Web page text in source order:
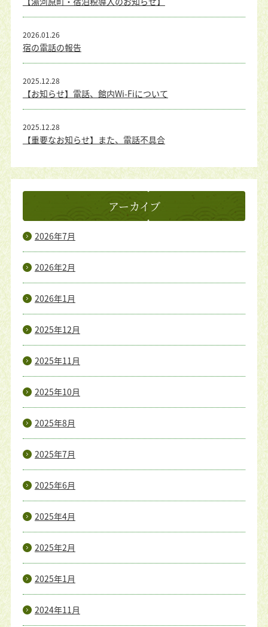
宿の電話の報告
2026.01.26
【お知らせ】電話、館内Wi-Fiについて
2025.12.28
【重要なお知らせ】また、電話不具合
2025.12.28
アーカイブ
2026年7月
2026年2月
2026年1月
2025年12月
2025年11月
2025年10月
2025年8月
2025年7月
2025年6月
2025年4月
2025年2月
2025年1月
2024年11月